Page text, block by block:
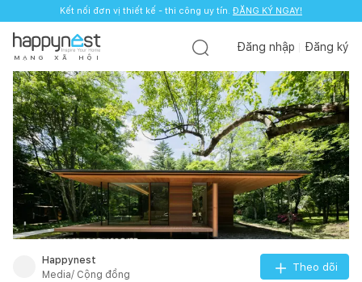
Kết nối đơn vị thiết kế - thi công uy tín. ĐĂNG KÝ NGAY!
M Ạ N G X Ã H Ộ I
Đăng nhập Đăng ký
Happynest
Media/ Cộng đồng
Theo dõi